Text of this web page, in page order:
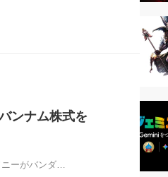
ンナム株式を
ニーがバンダ…